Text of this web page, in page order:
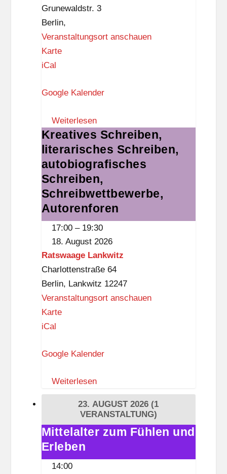
Grunewaldstr. 3
Berlin,
Veranstaltungsort anschauen
KarteI
e
o
r
g
-
D
r
e
w
z
i
t
h
(
D
a
iCal
Google Kalender
Weiterlesen
Kreatives
Schreiben,
literarisches
Schreiben,
autobiografisches
Schreiben,
Schreibwettbewerbe,
Autorenforen
Kreatives Schreiben,
literarisches Schreiben,
autobiografisches
Schreiben,
Schreibwettbewerbe,
Autorenforen
17:00 – 19:30
18. August 2026
Ratswaage Lankwitz
Charlottenstraße 64
Berlin, Lankwitz 12247
Veranstaltungsort anschauen
KarteR
s
a
a
e
a
n
iCal
Google Kalender
Weiterlesen
23. AUGUST 2026 (1
VERANSTALTUNG)
Mittelalter
zum
Fühlen
Mittelalter zum Fühlen und
Erleben
14:00